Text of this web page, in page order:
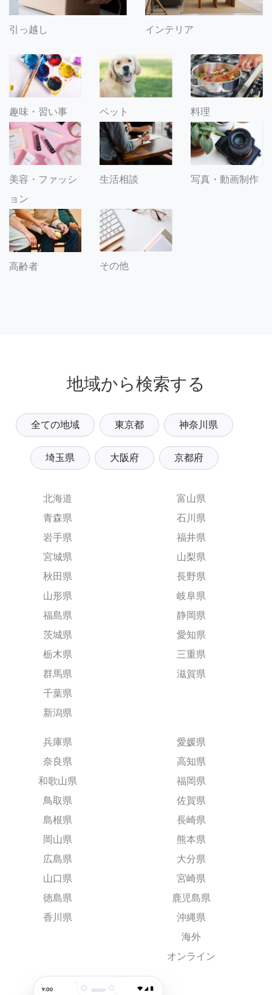
引っ越し インテリア
趣味・習い事 ペット 料理
美容・ファッシ
ョン
生活相談 写真・動画制作
高齢者 その他
地域から検索する
全ての地域 東京都 神奈川県
埼玉県 大阪府 京都府
北海道
青森県
岩手県
宮城県
秋田県
山形県
福島県
茨城県
栃木県
群馬県
千葉県
新潟県
富山県
石川県
福井県
山梨県
長野県
岐阜県
静岡県
愛知県
三重県
滋賀県
兵庫県
奈良県
和歌山県
鳥取県
島根県
岡山県
広島県
山口県
徳島県
香川県
愛媛県
高知県
福岡県
佐賀県
長崎県
熊本県
大分県
宮崎県
鹿児島県
沖縄県
海外
オンライン